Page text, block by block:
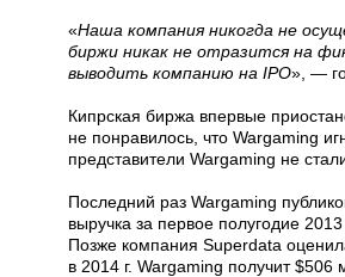
«Наша компания никогда не
биржи никак не отразится на
выводить компанию на IPO», —
Кипрская биржа впервые
не понравилось, что Wargaming
представители Wargaming не
Последний раз Wargaming
выручка за первое полугодие
Позже компания Superdata
в 2014 г. Wargaming получит